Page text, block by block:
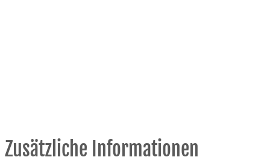
Zusätzliche Informationen